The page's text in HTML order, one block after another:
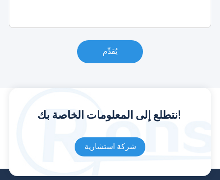
يُقدِّم
نتطلع إلى المعلومات الخاصة بك!
شركة استشارية